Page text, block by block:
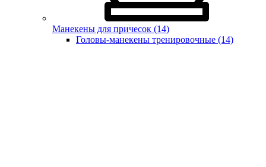
Манекены для причесок (14)
Головы-манекены тренировочные (14)